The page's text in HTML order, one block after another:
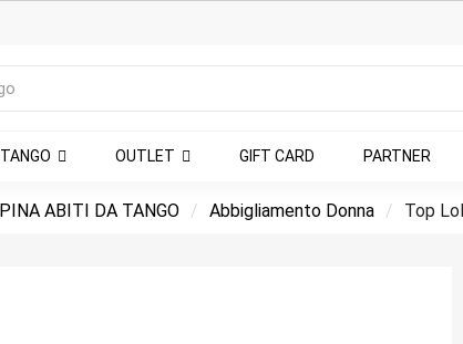
OUTLET GIFT CARD PARTNER
ABITI DA TANGO Abbigliamento Donna Top